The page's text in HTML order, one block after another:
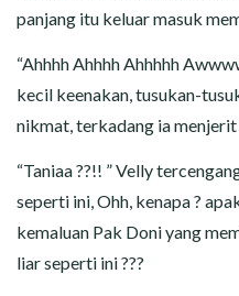
panjang itu keluar masuk
“Ahhhh Ahhhh Ahhhhh
kecil keenakan, tusukan-
nikmat, terkadang ia
“Taniaa ??!! ” Velly
seperti ini, Ohh, kenapa ?
kemaluan Pak Doni yang
liar seperti ini ???